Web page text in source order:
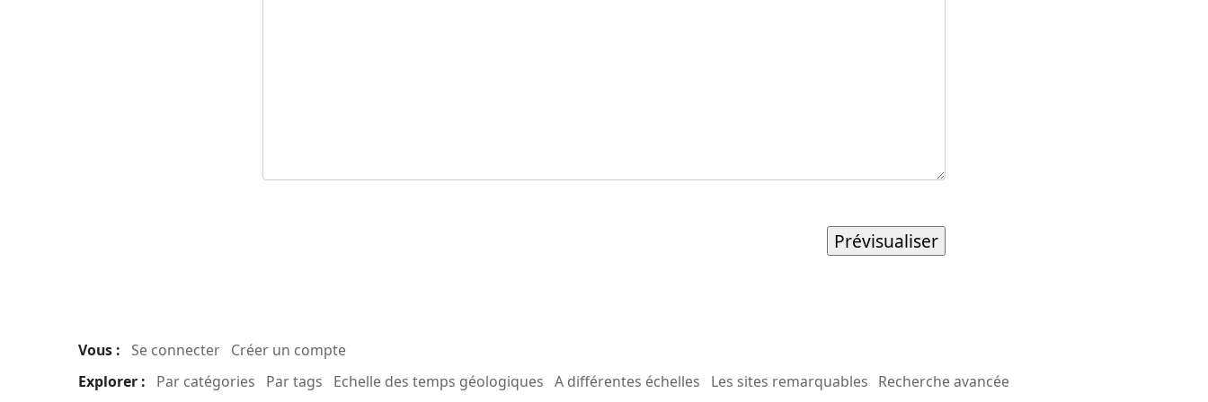
Vous : Se connecter Créer un compte
Explorer :
Par catégories Par tags Echelle des temps géologiques A différentes échelles Les sites remarquables Recherche avancée